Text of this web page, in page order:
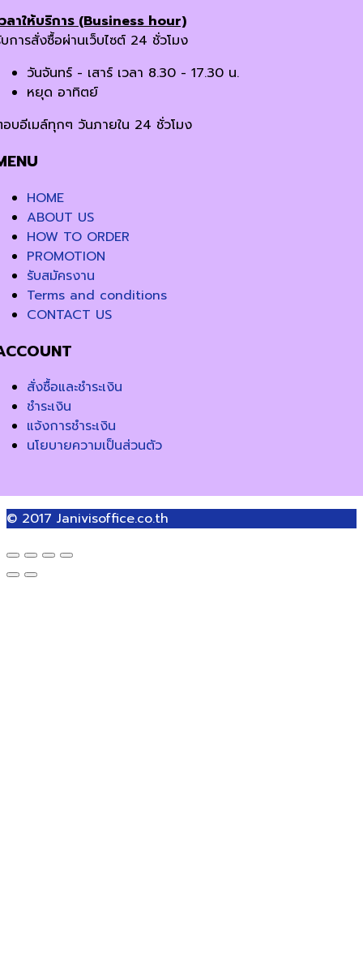
ลาให้บริการ (Business hour)
การสั่งซื้อผ่านเว็บไซต์ 24 ชั่วโมง
วันจันทร์ - เสาร์ เวลา 8.30 - 17.30 น.
หยุด อาทิตย์
บอีเมล์ทุกๆ วันภายใน 24 ชั่วโมง
HOME
ABOUT US
HOW TO ORDER
PROMOTION
รับสมัครงาน
Terms and conditions
CONTACT US
สั่งซื้อและชำระเงิน
ชำระเงิน
แจ้งการชำระเงิน
นโยบายความเป็นส่วนตัว
© 2017 Janivisoffice.co.th